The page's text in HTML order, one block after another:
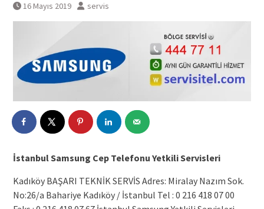
16 Mayıs 2019 servis
İstanbul Samsung Cep Telefonu Yetkili Servisleri
Kadıköy BAŞARI TEKNİK SERVİS Adres: Miralay Nazım Sok.
No:26/a Bahariye Kadıköy / İstanbul Tel : 0 216 418 07 00